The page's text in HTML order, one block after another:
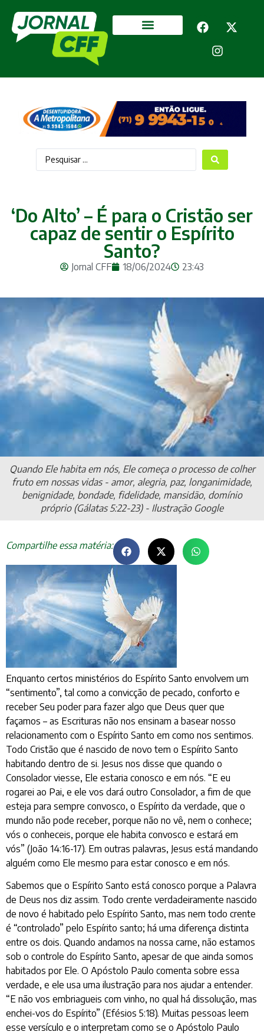
‘Do Alto’ – É para o Cristão ser
capaz de sentir o Espírito
Santo?
Jornal CFF 18/06/2024 23:43
Quando Ele habita em nós, Ele começa o processo de colher
fruto em nossas vidas - amor, alegria, paz, longanimidade,
benignidade, bondade, fidelidade, mansidão, domínio
próprio (Gálatas 5:22-23) - Ilustração Google
Compartilhe essa matéria:
Enquanto certos ministérios do Espírito Santo envolvem um
“sentimento”, tal como a convicção de pecado, conforto e
receber Seu poder para fazer algo que Deus quer que
façamos – as Escrituras não nos ensinam a basear nosso
relacionamento com o Espírito Santo em como nos sentimos.
Todo Cristão que é nascido de novo tem o Espírito Santo
habitando dentro de si. Jesus nos disse que quando o
Consolador viesse, Ele estaria conosco e em nós. “E eu
rogarei ao Pai, e ele vos dará outro Consolador, a fim de que
esteja para sempre convosco, o Espírito da verdade, que o
mundo não pode receber, porque não no vê, nem o conhece;
vós o conheceis, porque ele habita convosco e estará em
vós” (João 14:16-17). Em outras palavras, Jesus está mandando
alguém como Ele mesmo para estar conosco e em nós.
Sabemos que o Espírito Santo está conosco porque a Palavra
de Deus nos diz assim. Todo crente verdadeiramente nascido
de novo é habitado pelo Espírito Santo, mas nem todo crente
é “controlado” pelo Espírito santo; há uma diferença distinta
entre os dois. Quando andamos na nossa carne, não estamos
sob o controle do Espírito Santo, apesar de que ainda somos
habitados por Ele. O Apóstolo Paulo comenta sobre essa
verdade, e ele usa uma ilustração para nos ajudar a entender.
“E não vos embriagueis com vinho, no qual há dissolução, mas
enchei-vos do Espírito” (Efésios 5:18). Muitas pessoas leem
esse versículo e o interpretam como se o Apóstolo Paulo